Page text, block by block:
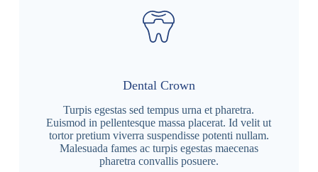
Dental Crown
Turpis egestas sed tempus urna et pharetra.
Euismod in pellentesque massa placerat. Id velit ut
tortor pretium viverra suspendisse potenti nullam.
Malesuada fames ac turpis egestas maecenas
pharetra convallis posuere.